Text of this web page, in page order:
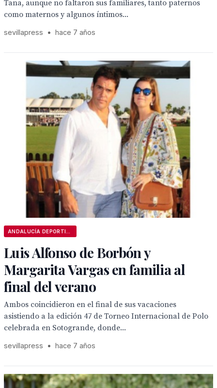
Tana, aunque no faltaron sus familiares, tanto paternos
como maternos y algunos íntimos...
sevillapress • hace 7 años
Luis Alfonso de Borbón y
Margarita Vargas en familia al
final del verano
Ambos coincidieron en el final de sus vacaciones
asistiendo a la edición 47 de Torneo Internacional de Polo
celebrada en Sotogrande, donde...
sevillapress • hace 7 años